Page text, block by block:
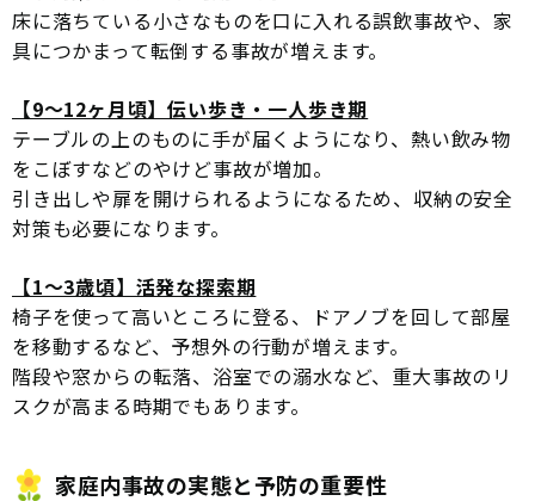
床に落ちている小さなものを口に入れる誤飲事故や、家
具につかまって転倒する事故が増えます。
【9〜12ヶ月頃】伝い歩き・一人歩き期
テーブルの上のものに手が届くようになり、熱い飲み物
をこぼすなどのやけど事故が増加。
引き出しや扉を開けられるようになるため、収納の安全
対策も必要になります。
【1〜3歳頃】活発な探索期
椅子を使って高いところに登る、ドアノブを回して部屋
を移動するなど、予想外の行動が増えます。
階段や窓からの転落、浴室での溺水など、重大事故のリ
スクが高まる時期でもあります。
家庭内事故の実態と予防の重要性